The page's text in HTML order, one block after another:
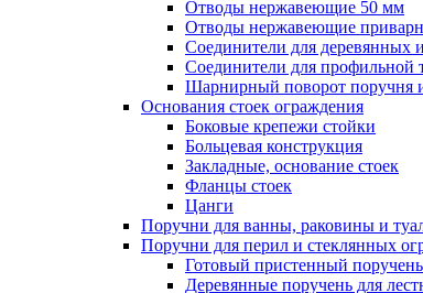
Отводы нержавеющие 50 мм
Отводы нержавеющие
Соединители для деревянных
Соединители для профильной
Шарнирный поворот поручня
Основания стоек ограждения
Боковые крепежи стойки
Больцевая конструкция
Закладные, основание стоек
Фланцы стоек
Цанги
Поручни для ванны, раковины и
Поручни для перил и стеклянных
Готовый пристенный
Деревянные поручень для